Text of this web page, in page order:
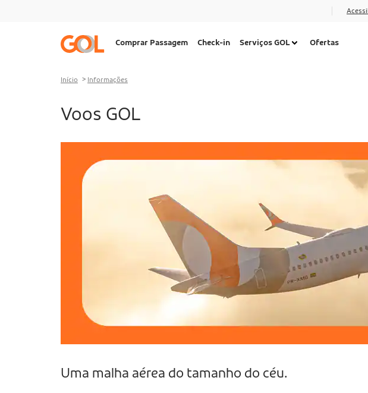
Navegação
Comprar Passagem Check-in Serviços GOL Ofertas
Início Informações
Voos GOL
Uma malha aérea do tamanho do céu.